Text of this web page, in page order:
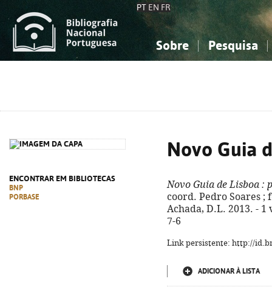
PT EN FR
Sobre Pesquisa
ENCONTRAR EM BIBLIOTECAS
BNP
PORBASE
Novo Guia
Novo Guia de Lisboa :
coord. Pedro Soares ;
Achada, D.L. 2013. - 1
7-6
Link persistente: http://
ADICIONAR À LISTA